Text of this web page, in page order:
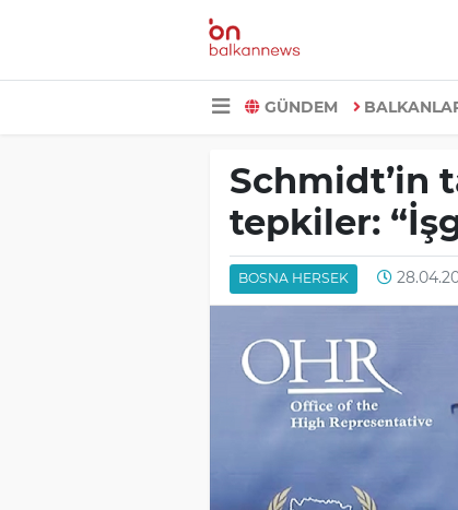
GÜNDEM
Schmidt’in
tepkiler:
BOSNA HERSEK